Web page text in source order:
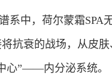
系中，荷尔蒙霜SPA
抗衰的战场，从皮肤
心”——内分泌系统。